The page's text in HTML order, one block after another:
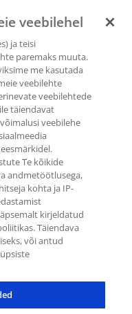
veebilehel
ja teisi
paremaks muuta.
me kasutada
veebilehte
veebilehtede
täiendavat
veebilehe
Te kõikide
andmetöötlusega,
kohta ja IP-
kirjeldatud
Täiendava
või antud